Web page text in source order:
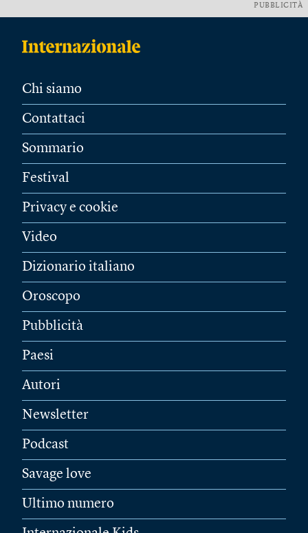
PUBBLICITÀ
Chi siamo
Contattaci
Sommario
Festival
Privacy e cookie
Video
Dizionario italiano
Oroscopo
Pubblicità
Paesi
Autori
Newsletter
Podcast
Savage love
Ultimo numero